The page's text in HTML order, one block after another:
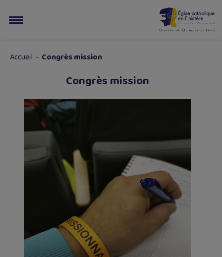
Accueil - Congrès mission
Congrès mission